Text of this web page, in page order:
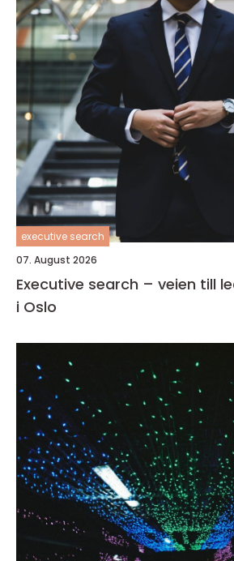
executive search
07. August 2026
Executive search – veien till
i Oslo